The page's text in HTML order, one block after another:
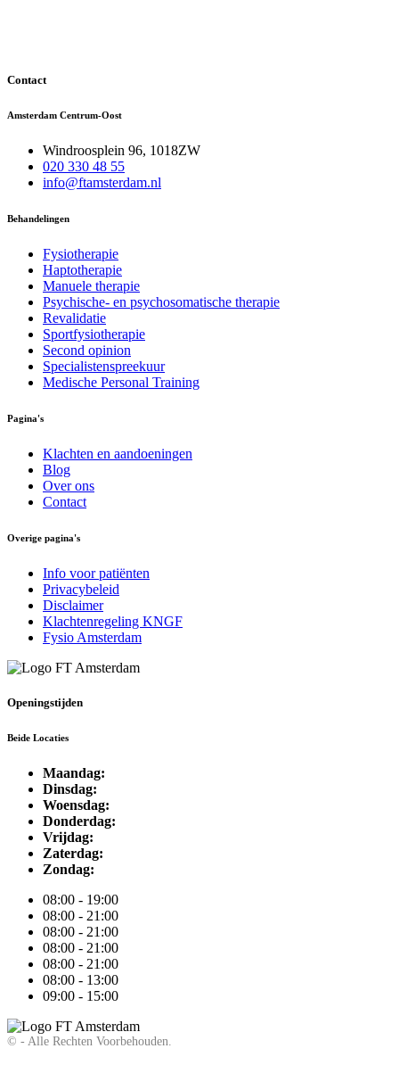
Contact
Amsterdam Centrum-Oost
Windroosplein 96, 1018ZW
020 330 48 55
info@ftamsterdam.nl
Behandelingen
Fysiotherapie
Haptotherapie
Manuele therapie
Psychische- en psychosomatische therapie
Revalidatie
Sportfysiotherapie
Second opinion
Specialistenspreekuur
Medische Personal Training
Pagina's
Klachten en aandoeningen
Blog
Over ons
Contact
Overige pagina's
Info voor patiënten
Privacybeleid
Disclaimer
Klachtenregeling KNGF
Fysio Amsterdam
Openingstijden
Beide Locaties
Maandag:
Dinsdag:
Woensdag:
Donderdag:
Vrijdag:
Zaterdag:
Zondag:
08:00 - 19:00
08:00 - 21:00
08:00 - 21:00
08:00 - 21:00
08:00 - 21:00
08:00 - 13:00
09:00 - 15:00
© - Alle Rechten Voorbehouden.